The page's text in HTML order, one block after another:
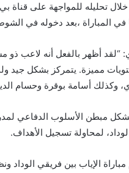
تحليله للمواجهة على
المباراة ،بعد دخوله في
أظهر بالفعل أنه لاعب ذو
مميزة. يتمركز بشكل جيد
وكذلك أسامة بوقرة وحسام
مبطن الأسلوب الدفاعي
لمحاولة تسجيل الأهداف.
الإياب بين فريقي